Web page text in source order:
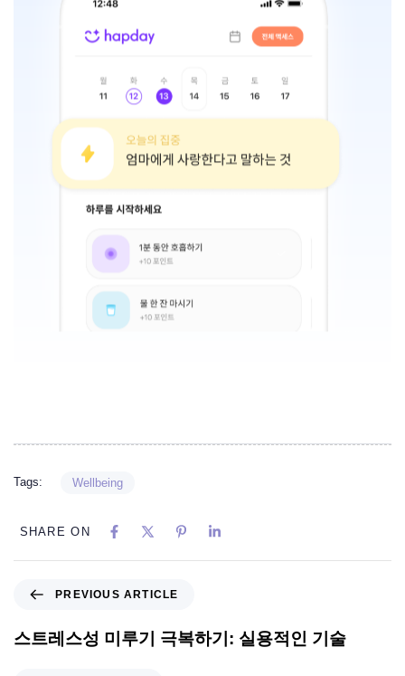
Tags: Wellbeing
SHARE ON
PREVIOUS ARTICLE
스트레스성 미루기 극복하기: 실용적인 기술